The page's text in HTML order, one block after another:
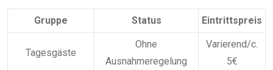
Gruppe Status Eintrittspreis
Tagesgäste
Ohne
Ausnahmeregelung
Varierend/c.
5€